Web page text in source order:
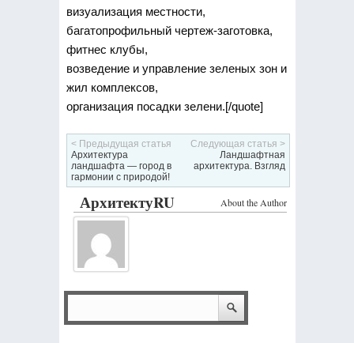
визуализация местности,
багатопрофильный чертеж-заготовка,
фитнес клубы,
возведение и управление зеленых зон и
жил комплексов,
организация посадки зелени.[/quote]
< Предыдущая статья
Архитектура
ландшафта — город в
гармонии с природой!
Следующая статья >
Ландшафтная
архитектура. Взгляд
About the Author
АрхитектуRU